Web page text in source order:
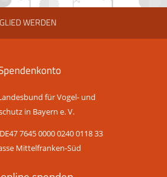
WERDEN
für Vogel- und
in Bayern e. V.
7645 0000 0240 0118 33
Mittelfranken-Süd